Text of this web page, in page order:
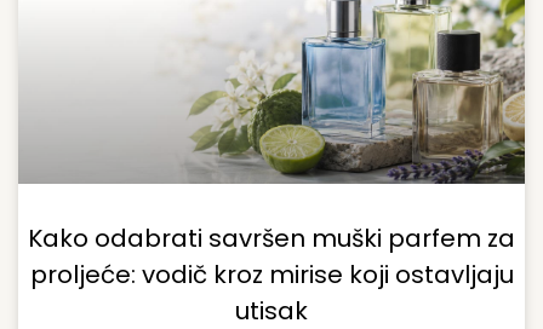
Kako odabrati savršen muški parfem za
proljeće: vodič kroz mirise koji ostavljaju
utisak